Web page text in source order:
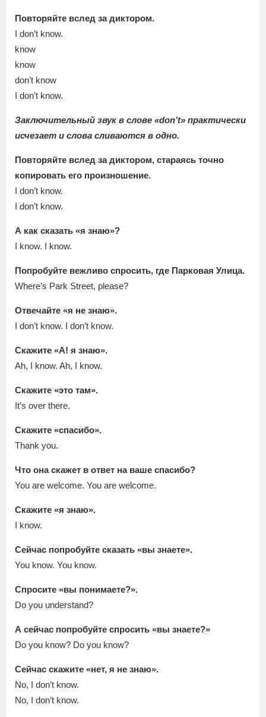
Повторяйте вслед за диктором.
I don’t know.
know
know
don’t know
I don’t know.
Заключительный звук в слове «don’t» практически
исчезает и слова сливаются в одно.
Повторяйте вслед за диктором, стараясь точно
копировать его произношение.
I don’t know.
I don’t know.
А как сказать «я знаю»?
I know. I know.
Попробуйте вежливо спросить, где Парковая Улица.
Where’s Park Street, please?
Отвечайте «я не знаю».
I don’t know. I don’t know.
Скажите «А! я знаю».
Ah, I know. Ah, I know.
Скажите «это там».
It’s over there.
Скажите «спасибо».
Thank you.
Что она скажет в ответ на ваше спасибо?
You are welcome. You are welcome.
Скажите «я знаю».
I know.
Сейчас попробуйте сказать «вы знаете».
You know. You know.
Спросите «вы понимаете?».
Do you understand?
А сейчас попробуйте спросить «вы знаете?»
Do you know? Do you know?
Сейчас скажите «нет, я не знаю».
No, I don’t know.
No, I don’t know.